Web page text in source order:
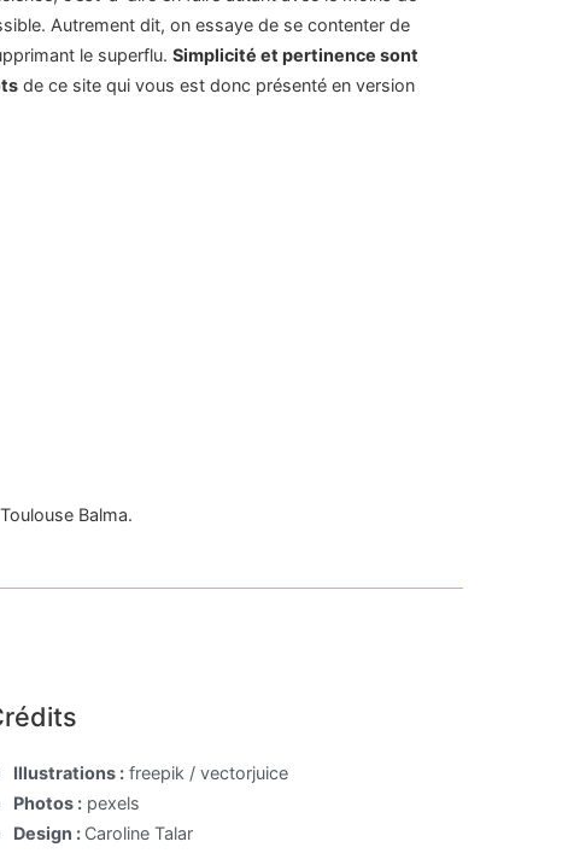
Autrement dit, on essaye de se contenter de
le superflu. Simplicité et pertinence sont
de ce site qui vous est donc présenté en version
Balma.
Illustrations :freepik / vectorjuice
Photos :pexels
Design : Caroline Talar